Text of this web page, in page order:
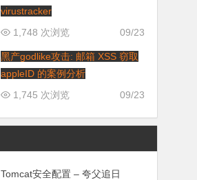
virustracker
09/23
1,748 次浏览
黑产godlike攻击: 邮箱 XSS 窃取
appleID 的案例分析
09/23
1,745 次浏览
Tomcat安全配置 – 夸父追日